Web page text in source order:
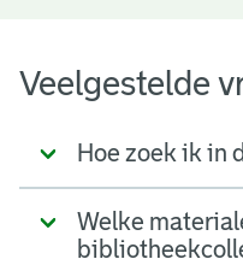
Veelgestelde
Hoe zoek ik in
Welke